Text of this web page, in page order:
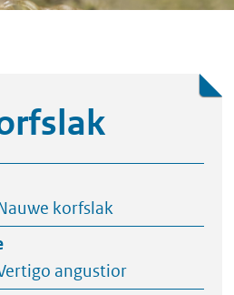
korfslak
angustior